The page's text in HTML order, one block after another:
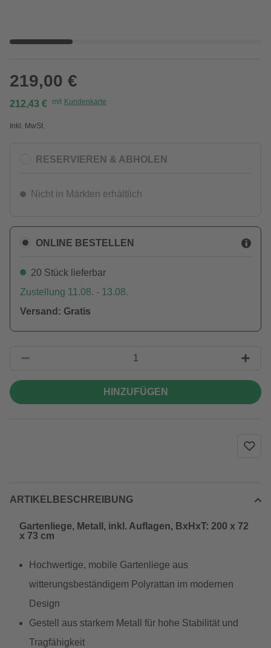
219,00 €
212,43 € mit Kundenkarte
Inkl. MwSt.
RESERVIEREN & ABHOLEN
Nicht in Märkten erhältlich
ONLINE BESTELLEN
20 Stück lieferbar
Zustellung 11.08. - 13.08.
Versand: Gratis
HINZUFÜGEN
ARTIKELBESCHREIBUNG
Gartenliege, Metall, inkl. Auflagen, BxHxT: 200 x 72
x 73 cm
Hochwertige, mobile Gartenliege aus
witterungsbeständigem Polyrattan im modernen
Design
Gestell aus starkem Metall für hohe Stabilität und
Tragfähigkeit